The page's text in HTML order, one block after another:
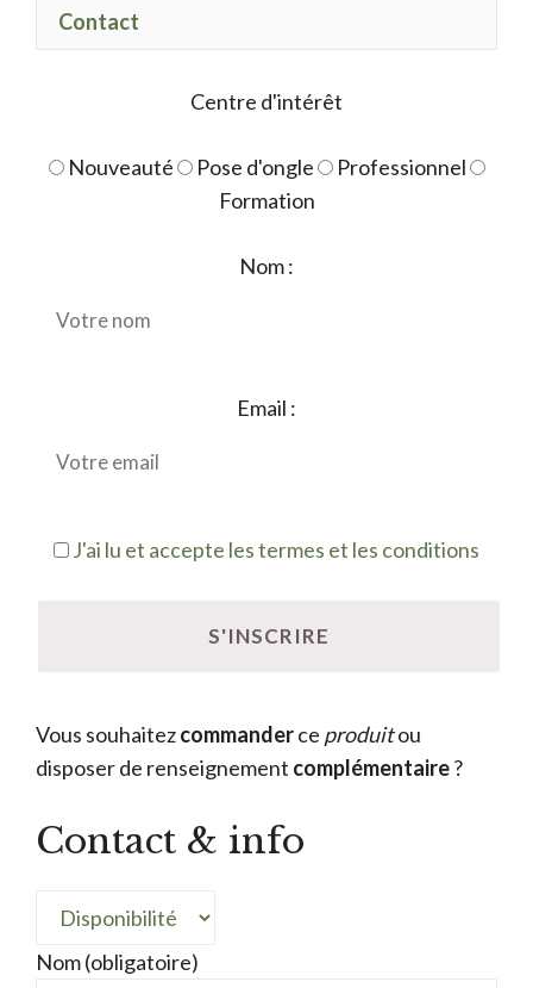
Contact
Centre d'intérêt
Nouveauté Pose d'ongle
Professionnel
Formation
Nom :
Email :
J'ai lu et accepte les termes et les conditions
Vous souhaitezcommanderce produitou
disposer de renseignement complémentaire?
Contact & info
Nom (obligatoire)